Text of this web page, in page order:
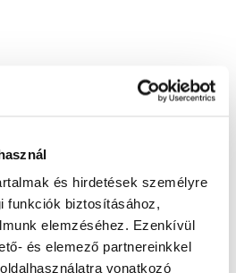
és hirdetések személyre
funkciók biztosításához,
elemzéséhez. Ezenkívül
és elemező partnereinkkel
vonatkozó
mint természetes
támogatására